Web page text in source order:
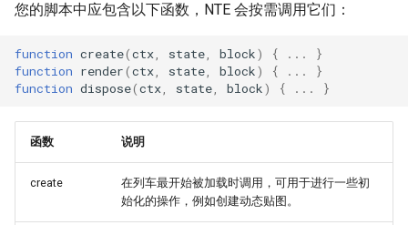
您的脚本中应包含以下函数，NTE 会按需调用它们：
function create(ctx state block) { ...
}
function render(ctx state block) { ...
}
function dispose(ctx state block) { ... }
函数 说明
create
在列车最开始被加载时调用，可用于进行一些初
始化的操作，例如创建动态贴图。